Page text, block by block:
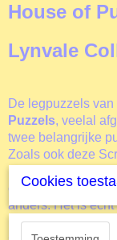
48,5x68,5 cm
House of
Lynvale
De legpuzzels
Puzzels, veelal
twee belangrijke
Zoals ook deze
eenmaal een fan
anders. Het is
is dat alle
Cookies